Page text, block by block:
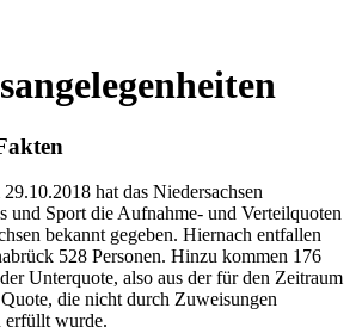
hat das Niedersachsen
und Sport die Aufnahme- und Verteilquoten
bekannt gegeben. Hiernach entfallen
528 Personen. Hinzu kommen 176
Unterquote, also aus der für den Zeitraum
die nicht durch Zuweisungen
erfüllt wurde.